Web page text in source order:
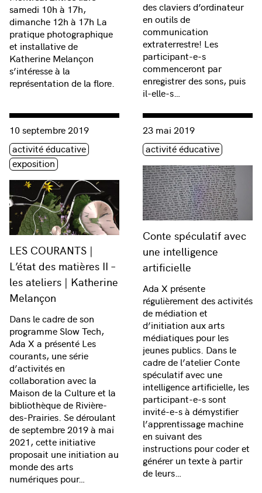
samedi 10h à 17h,
dimanche 12h à 17h La
pratique photographique
et installative de
Katherine Melançon
s’intéresse à la
représentation de la flore.
des claviers d’ordinateur
en outils de
communication
extraterrestre! Les
participant-e-s
commenceront par
enregistrer des sons, puis
il-elle-s…
LES COURANTS |
L’état des matières II –
les ateliers | Katherine
Melançon
Consulter « LES COURANTS | L’état des matières II – les
10 septembre 2019
Étiquette(s)
activité éducative
exposition
Dans le cadre de son
programme Slow Tech,
Ada X a présenté Les
courants, une série
d’activités en
collaboration avec la
Maison de la Culture et la
bibliothèque de Rivière-
des-Prairies. Se déroulant
de septembre 2019 à mai
2021, cette initiative
proposait une initiation au
monde des arts
numériques pour…
Conte spéculatif avec
une intelligence
artificielle
Consulter « Conte
23 mai 2019
Étiquette(s)
activité éducative
Ada X présente
régulièrement des activités
de médiation et
d’initiation aux arts
médiatiques pour les
jeunes publics. Dans le
cadre de l’atelier Conte
spéculatif avec une
intelligence artificielle, les
participant-e-s sont
invité-e-s à démystifier
l’apprentissage machine
en suivant des
instructions pour coder et
générer un texte à partir
de leurs…